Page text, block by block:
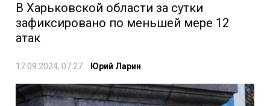
В Харьковской области за сутки
зафиксировано по меньшей мере 12
атак
17.09.2024, 07:27 Юрий Ларин